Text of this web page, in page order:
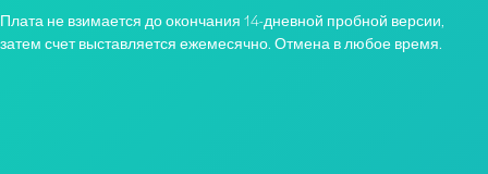
Плата не взимается до окончания 14-дневной пробной версии,
затем счет выставляется ежемесячно. Отмена в любое время.